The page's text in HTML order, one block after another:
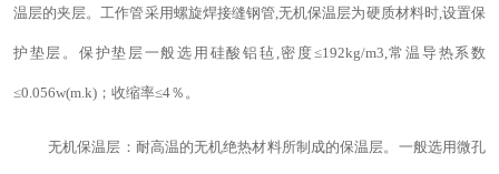
温层的夹层。工作管采用螺旋焊接缝钢管,无机保温层为硬质材料时,设置保
护垫层。保护垫层一般选用硅酸铝毡,密度≤192kg/m3,常温导热系数
≤0.056w(m.k)；收缩率≤4％。
无机保温层：耐高温的无机绝热材料所制成的保温层。一般选用微孔